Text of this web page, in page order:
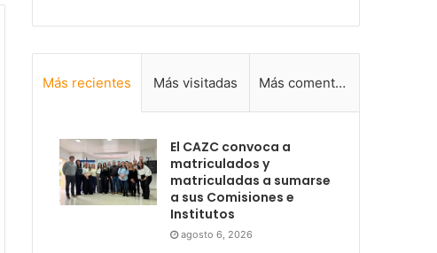
Más recientes Más visitadas Más comentadas
El CAZC convoca a
matriculados y
matriculadas a sumarse
a sus Comisiones e
Institutos
agosto 6, 2026